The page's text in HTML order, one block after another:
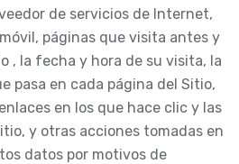
de servicios de Internet,
páginas que visita antes y
, la fecha y hora de su visita, la
pasa en cada página del Sitio,
en los que hace clic y las
y otras acciones tomadas en
datos por motivos de